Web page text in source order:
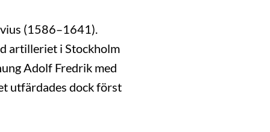
(1586–1641).
artilleriet i Stockholm
Adolf Fredrik med
utfärdades dock först